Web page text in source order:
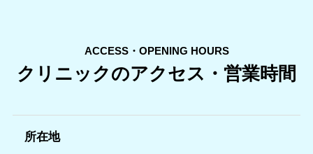
ACCESS・OPENING HOURS
クリニックのアクセス・営業時間
所在地